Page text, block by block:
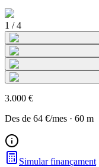
1 /4
3.000 €
Des de 64 €/mes · 60 m
Simular finançament